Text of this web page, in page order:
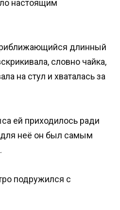
настоящим
длинный
словно чайка,
на стул и хваталась за
ей приходилось ради
неё он был самым
подружился с